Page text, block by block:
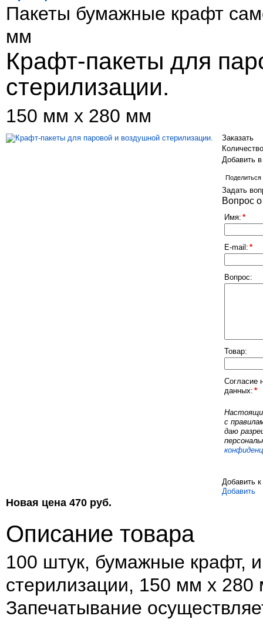
Пакеты бумажные крафт
мм
Крафт-пакеты для
стерилизации.
150 мм х 280 мм
Заказать
Добавить
Поделиться
Задать
Вопрос
Имя: *
E-mail: *
Вопрос:
Товар:
Согласие
данных: *
с
даю
Добавить
Добавить
Новая цена 470 руб.
Описание товара
100 штук, бумажные крафт,
стерилизации, 150 мм х
Запечатывание